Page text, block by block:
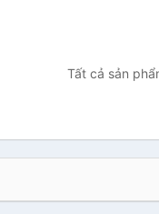
Tất cả sản